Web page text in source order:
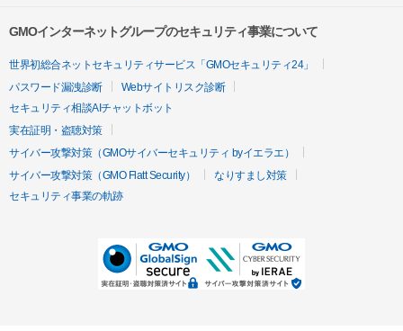
GMOインターネットグループのセキュリティ事業について
世界初総合ネットセキュリティサービス「GMOセキュリティ24」
パスワード漏洩診断
Webサイトリスク診断
セキュリティ相談AIチャットボット
実在証明・盗聴対策
サイバー攻撃対策（GMOサイバーセキュリティ byイエラエ）
サイバー攻撃対策（GMO Flatt Security）
なりすまし対策
セキュリティ事業の軌跡